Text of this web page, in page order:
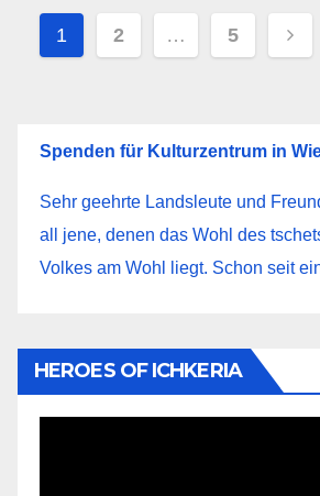
Пагинация
записей
1 2 … 5
Spenden für Kulturzentrum in
Sehr geehrte Landsleute und
all jene, denen das Wohl des
Volkes am Wohl liegt. Schon seit
HEROES OF ICHKERIA